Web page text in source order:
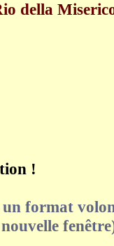
della
!
un format